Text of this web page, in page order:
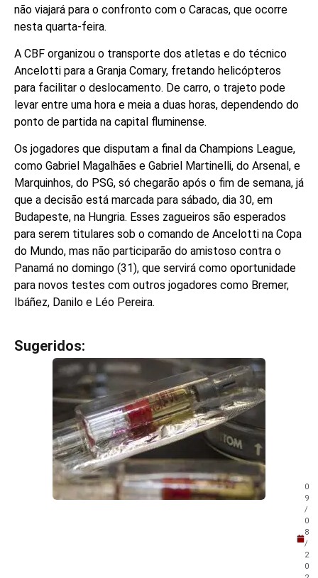
não viajará para o confronto com o Caracas, que ocorre
nesta quarta-feira.
A CBF organizou o transporte dos atletas e do técnico
Ancelotti para a Granja Comary, fretando helicópteros
para facilitar o deslocamento. De carro, o trajeto pode
levar entre uma hora e meia a duas horas, dependendo do
ponto de partida na capital fluminense.
Os jogadores que disputam a final da Champions League,
como Gabriel Magalhães e Gabriel Martinelli, do Arsenal, e
Marquinhos, do PSG, só chegarão após o fim de semana, já
que a decisão está marcada para sábado, dia 30, em
Budapeste, na Hungria. Esses zagueiros são esperados
para serem titulares sob o comando de Ancelotti na Copa
do Mundo, mas não participarão do amistoso contra o
Panamá no domingo (31), que servirá como oportunidade
para novos testes com outros jogadores como Bremer,
Ibáñez, Danilo e Léo Pereira.
Sugeridos:
0
9
/
0
8
/
2
0